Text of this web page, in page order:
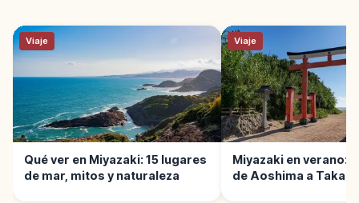
Viaje
Qué ver en Miyazaki: 15 lugares
de mar, mitos y naturaleza
Viaje
Miyazaki en verano:
de Aoshima a